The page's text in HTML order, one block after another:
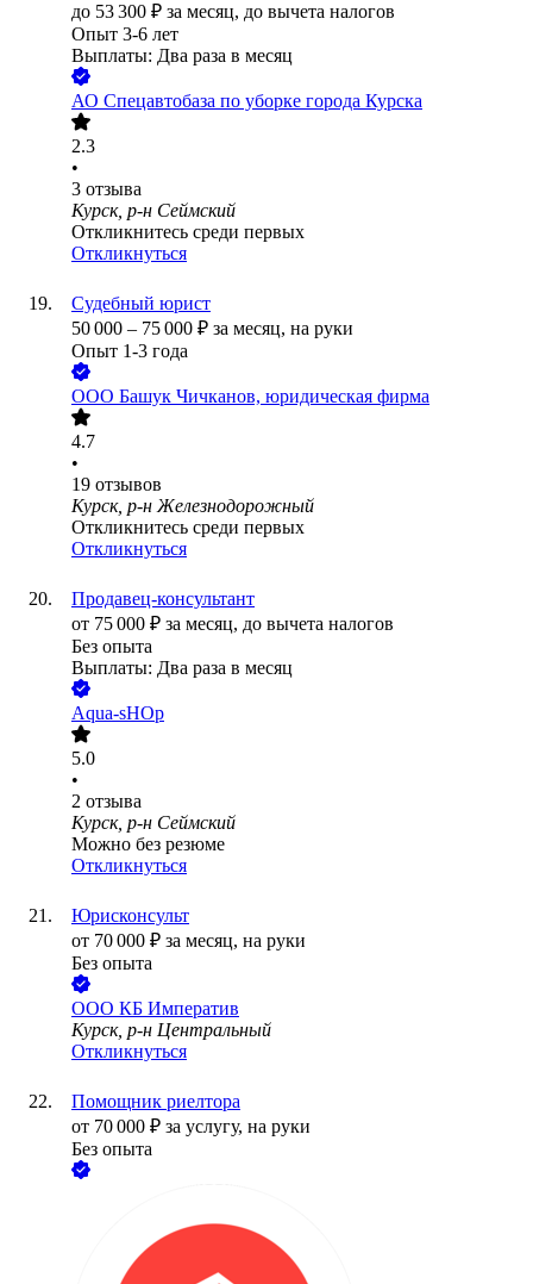
до 53 300 ₽ за месяц, до вычета налогов
Опыт 3-6 лет
Выплаты: Два раза в месяц
АО Спецавтобаза по уборке города Курска
2.3
•
3 отзыва
Курск, р-н Сеймский
Откликнитесь среди первых
Откликнуться
Судебный юрист
50 000 – 75 000 ₽ за месяц, на руки
Опыт 1-3 года
ООО Башук Чичканов, юридическая фирма
4.7
•
19 отзывов
Курск, р-н Железнодорожный
Откликнитесь среди первых
Откликнуться
Продавец-консультант
от 75 000 ₽ за месяц, до вычета налогов
Без опыта
Выплаты: Два раза в месяц
Aqua-sHOp
5.0
•
2 отзыва
Курск, р-н Сеймский
Можно без резюме
Откликнуться
Юрисконсульт
от 70 000 ₽ за месяц, на руки
Без опыта
ООО КБ Императив
Курск, р-н Центральный
Откликнуться
Помощник риелтора
от 70 000 ₽ за услугу, на руки
Без опыта